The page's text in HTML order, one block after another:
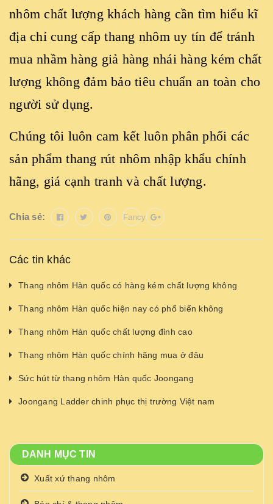
nhôm chất lượng khách hàng cần tìm hiểu kĩ
địa chỉ cung cấp thang nhôm uy tín để tránh
mua nhầm hàng giả hàng nhái hàng kém chất
lượng không đảm bảo tiêu chuẩn an toàn cho
người sử dụng.
Chúng tôi luôn cam kết luôn phân phối các
sản phẩm thang rút nhôm nhập khẩu chính
hãng, giá cạnh tranh và chất lượng.
Chia sẻ: Fancy
Các tin khác
Thang nhôm Hàn quốc có hàng kém chất lượng không
Thang nhôm Hàn quốc hiện nay có phổ biến không
Thang nhôm Hàn quốc chất lượng đỉnh cao
Thang nhôm Hàn quốc chính hãng mua ở đâu
Sức hút từ thang nhôm Hàn quốc Joongang
Joongang Ladder chinh phục thị trường Việt nam
DANH MỤC TIN
Xuất xứ thang nhôm